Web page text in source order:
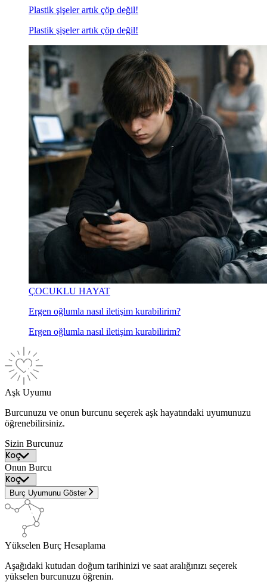
Plastik şişeler artık çöp değil!
Plastik şişeler artık çöp değil!
ÇOCUKLU HAYAT
Ergen oğlumla nasıl iletişim kurabilirim?
Ergen oğlumla nasıl iletişim kurabilirim?
Aşk Uyumu
Burcunuzu ve onun burcunu seçerek aşk hayatındaki uyumunuzu
öğrenebilirsiniz.
Sizin Burcunuz
Onun Burcu
Burç Uyumunu Göster
Yükselen Burç Hesaplama
Aşağıdaki kutudan doğum tarihinizi ve saat aralığınızı seçerek
yükselen burcunuzu öğrenin.